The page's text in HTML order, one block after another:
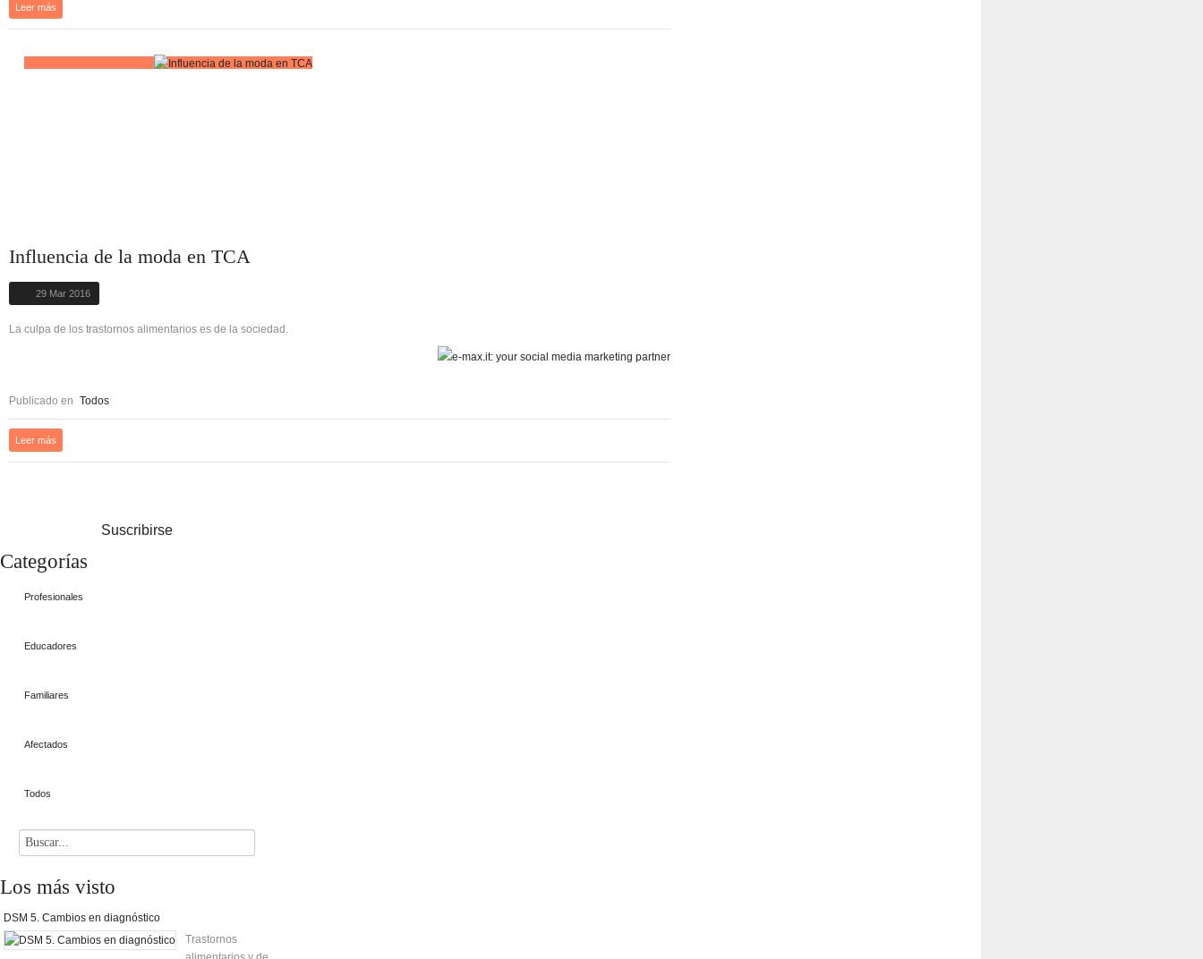
Leer más
Influencia de la moda en TCA
29 Mar 2016
La culpa de los trastornos alimentarios es de la sociedad.
Publicado en Todos
Leer más
Suscribirse
Categorías
Profesionales
Educadores
Familiares
Afectados
Todos
Los más visto
DSM 5. Cambios en diagnóstico
Trastornos